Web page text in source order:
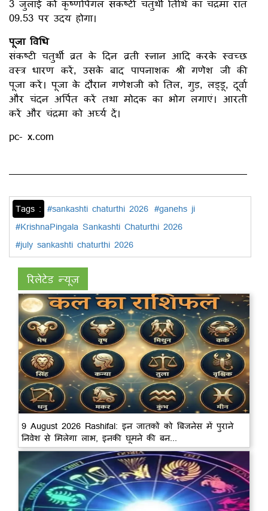
09.53 पर उदय होगा।
पूजा विधि
संकष्टी चतुर्थी व्रत के दिन व्रती स्नान आदि करके स्वच्छ
वस्त्र धारण करें, उसके बाद पापनाशक श्री गणेश जी की
पूजा करें। पूजा के दौरान गणेशजी को तिल, गुड़, लड्डू, दूर्वा
और चंदन अर्पित करें तथा मोदक का भोग लगाएं। आरती
करें और चंद्रमा को अर्घ्य दें।
pc- x.com
Tags : #sankashti chaturthi 2026 #ganehs ji
#KrishnaPingala Sankashti Chaturthi 2026
#july sankashti chaturthi 2026
रिलेटेड न्यूज़
9 August 2026 Rashifal: इन जातकों को बिजनेस में पुराने
निवेश से मिलेगा लाभ, इनकी घूमने की बन...